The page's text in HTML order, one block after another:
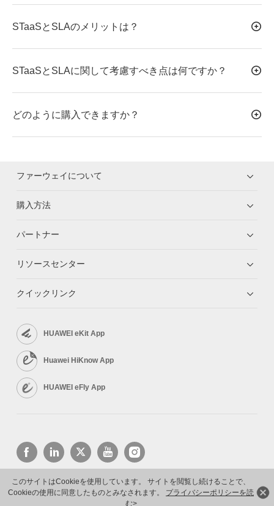
このサイトはCookieを使用しています。 サイトを閲覧し続けることで、
Cookieの使用に同意したものとみなされます。 プライバシーポリシーを読
む>
STaaSとSLAのメリットは？
STaaSとSLAに関して考慮すべき点は何ですか？
どのように購入できますか？
ファーウェイについて
購入方法
パートナー
リソースセンター
クイックリンク
HUAWEI eKit App
Huawei HiKnow App
HUAWEI eFly App
Copyright © 2026 Huawei Technologies Co., Ltd. All rights reserved.
プライバシーポリシー